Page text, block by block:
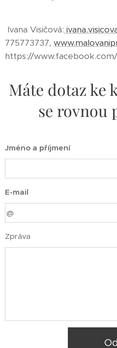
Ivana Visičová:
775773737,
https://www.facebook.com/
Máte dotaz ke
se rovnou
Jméno a příjmení
E-mail
Zpráva